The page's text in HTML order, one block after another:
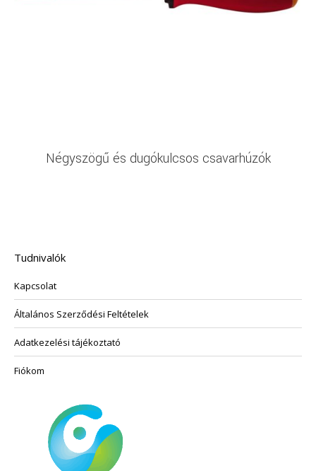
Négyszögű és dugókulcsos csavarhúzók
Tudnivalók
Kapcsolat
Általános Szerződési Feltételek
Adatkezelési tájékoztató
Fiókom